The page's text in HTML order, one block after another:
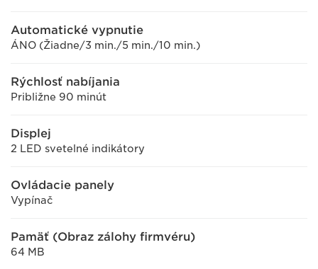
Automatické vypnutie
ÁNO (Žiadne/3 min./5 min./10 min.)
Rýchlosť nabíjania
Približne 90 minút
Displej
2 LED svetelné indikátory
Ovládacie panely
Vypínač
Pamäť (Obraz zálohy firmvéru)
64 MB